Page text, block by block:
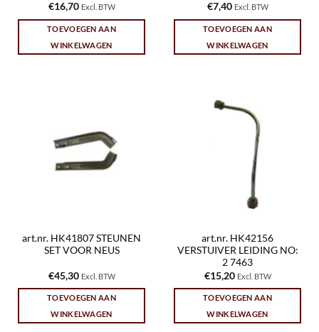
€16,70 Excl. BTW
TOEVOEGEN AAN
WINKELWAGEN
€7,40 Excl. BTW
TOEVOEGEN AAN
WINKELWAGEN
art.nr. HK41807 STEUNEN
SET VOOR NEUS
€45,30 Excl. BTW
TOEVOEGEN AAN
WINKELWAGEN
art.nr. HK42156
VERSTUIVER LEIDING NO:
2 7463
€15,20 Excl. BTW
TOEVOEGEN AAN
WINKELWAGEN